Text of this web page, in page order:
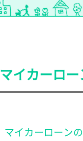
マイカーロ
マイカーローン